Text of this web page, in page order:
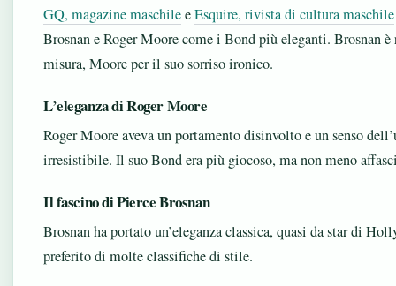
GQ, magazine maschileeEsquire, rivista di cultura maschile
Brosnan e Roger Moore come i Bond più eleganti. Brosnan
misura, Moore per il suo sorriso ironico.
L’eleganza di Roger Moore
Roger Moore aveva un portamento disinvolto e un senso
irresistibile. Il suo Bond era più giocoso, ma non meno
Il fascino di Pierce Brosnan
Brosnan ha portato un’eleganza classica, quasi da star di
preferito di molte classifiche di stile.